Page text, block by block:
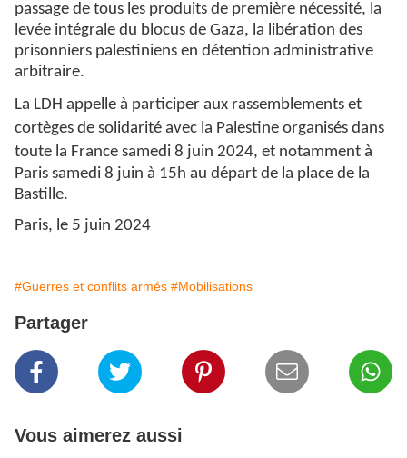
passage de tous les produits de première nécessité, la
levée intégrale du blocus de Gaza, la libération des
prisonniers palestiniens en détention administrative
arbitraire.
La LDH appelle à participer aux rassemblements et
cortèges de solidarité avec la Palestine organisés dans
toute la France samedi 8 juin 2024, et notamment à
Paris samedi 8 juin à 15h au départ de la place de la
Bastille.
Paris, le 5 juin 2024
#Guerres et conflits armés #Mobilisations
Partager
Vous aimerez aussi